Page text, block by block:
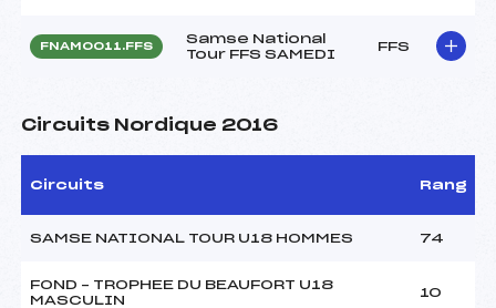
FNAM0011.FFS
Samse National
Tour FFS SAMEDI
FFS
Circuits Nordique 2016
Circuits Rang
SAMSE NATIONAL TOUR U18 HOMMES 74
FOND – TROPHEE DU BEAUFORT U18
MASCULIN
10